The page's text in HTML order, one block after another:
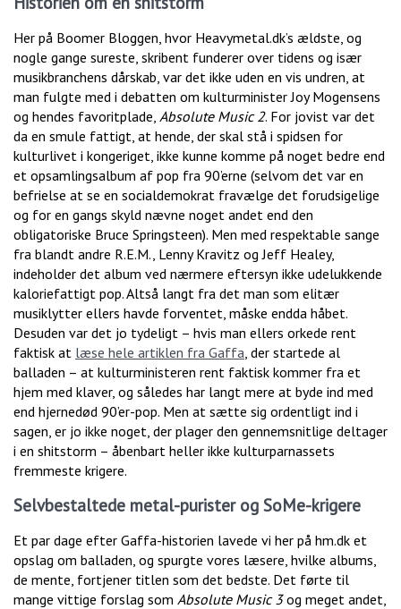
Her på Boomer Bloggen, hvor Heavymetal.dk’s ældste, og
nogle gange sureste, skribent funderer over tidens og især
musikbranchens dårskab, var det ikke uden en vis undren, at
man fulgte med i debatten om kulturminister Joy Mogensens
og hendes favoritplade, Absolute Music 2. For jovist var det
da en smule fattigt, at hende, der skal stå i spidsen for
kulturlivet i kongeriget, ikke kunne komme på noget bedre end
et opsamlingsalbum af pop fra 90’erne (selvom det var en
befrielse at se en socialdemokrat fravælge det forudsigelige
og for en gangs skyld nævne noget andet end den
obligatoriske Bruce Springsteen). Men med respektable sange
fra blandt andre R.E.M., Lenny Kravitz og Jeff Healey,
indeholder det album ved nærmere eftersyn ikke udelukkende
kaloriefattigt pop. Altså langt fra det man som elitær
musiklytter ellers havde forventet, måske endda håbet.
Desuden var det jo tydeligt – hvis man ellers orkede rent
faktisk at læse hele artiklen fra Gaffa, der startede al
balladen – at kulturministeren rent faktisk kommer fra et
hjem med klaver, og således har langt mere at byde ind med
end hjernedød 90’er-pop. Men at sætte sig ordentligt ind i
sagen, er jo ikke noget, der plager den gennemsnitlige deltager
i en shitstorm – åbenbart heller ikke kulturparnassets
fremmeste krigere.
Selvbestaltede metal-purister og SoMe-krigere
Et par dage efter Gaffa-historien lavede vi her på hm.dk et
opslag om balladen, og spurgte vores læsere, hvilke albums,
de mente, fortjener titlen som det bedste. Det førte til
mange vittige forslag som Absolute Music 3og meget andet,